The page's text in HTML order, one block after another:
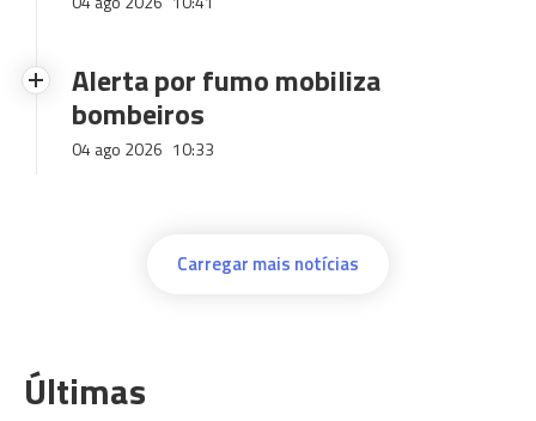
Alerta por fumo mobiliza
bombeiros
04 ago 2026 10:33
Carregar mais notícias
Últimas